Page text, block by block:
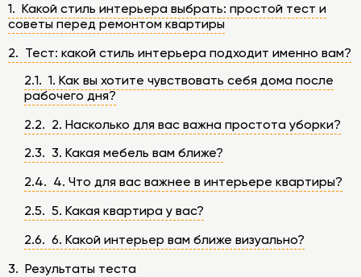
1. Какой стиль интерьера выбрать: простой тест и
советы перед ремонтом квартиры
2. Тест: какой стиль интерьера подходит именно вам?
2.1. 1. Как вы хотите чувствовать себя дома после
рабочего дня?
2.2. 2. Насколько для вас важна простота уборки?
2.3. 3. Какая мебель вам ближе?
2.4. 4. Что для вас важнее в интерьере квартиры?
2.5. 5. Какая квартира у вас?
2.6. 6. Какой интерьер вам ближе визуально?
3. Результаты теста